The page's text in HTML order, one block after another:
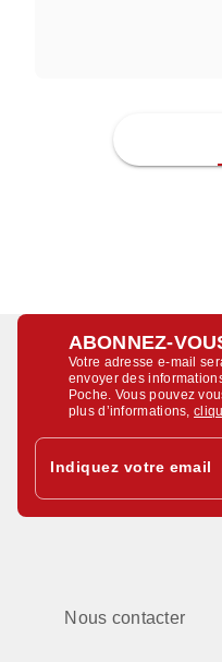
ABONNEZ-
Votre adresse e-mail
envoyer des
Poche. Vous pouvez
plus d’informations,
Indiquez votre email
Nous contacter